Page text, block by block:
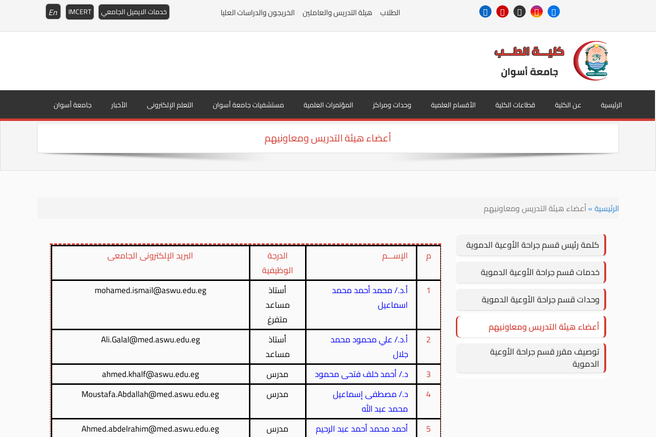
En خدمات الايميل الجامعي IMCERT الخريجون والدراسات العليا هيئة التدريس والعاملين الطلاب
جامعة أسوان الأخبار التعلم الإلكترونى مستشفيات جامعة أسوان المؤتمرات العلمية وحدات ومراكز الأقسام العلمية قطاعات الكلية عن الكلية الرئيسية
أعضاء هيئة التدريس ومعاونيهم
الرئيسية»أعضاء هيئة التدريس ومعاونيهم
م الإســـم
الدرجة
الوظيفية
البريد الإلكترونى الجامعى
1
أ.د./ محمد أحمد محمد
اسماعيل
أستاذ
مساعد
متفرغ
mohamed.ismail@aswu.edu.eg
2
أ.د./ علي محمود محمد
جلال
أستاذ
مساعد
Ali.Galal@med.aswu.edu.eg
3 د./ أحمد خلف فتحى محمود مدرس
ahmed.khalf@aswu.edu.eg
4
د./ مصطفى إسماعيل
محمد عبد الله
مدرس Moustafa.Abdallah@med.aswu.edu.eg
5
أحمد محمد أحمد عبد الرحيم
مدرس
Ahmed.abdelrahim@med.aswu.edu.eg
كلمة رئيس قسم جراحة الأوعية الدموية
خدمات قسم جراحة الأوعية الدموية
وحدات قسم جراحة الأوعية الدموية
أعضاء هيئة التدريس ومعاونيهم
توصيف مقرر قسم جراحة الأوعية
الدموية